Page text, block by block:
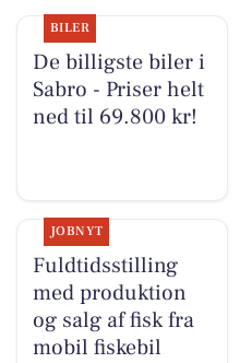
BILER
De billigste biler i
Sabro - Priser helt
ned til 69.800 kr!
JOBNYT
Fuldtidsstilling
med produktion
og salg af fisk fra
mobil fiskebil